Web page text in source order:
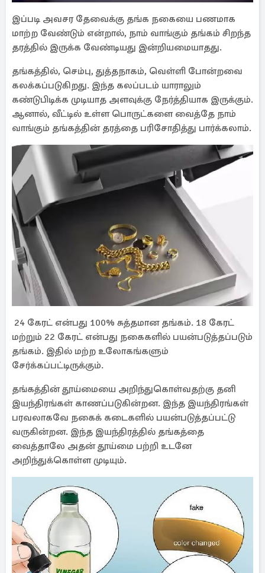
இப்படி அவசர தேவைக்கு தங்க நகையை பணமாக
மாற்ற வேண்டும் என்றால், நாம் வாங்கும் தங்கம் சிறந்த
தரத்தில் இருக்க வேண்டியது இன்றியமையாதது.
தங்கத்தில், செம்பு, துத்தநாகம், வெள்ளி போன்றவை
கலக்கப்படுகிறது. இந்த கலப்படம் யாராலும்
கண்டுபிடிக்க முடியாத அளவுக்கு நேர்த்தியாக இருக்கும்.
ஆனால், வீட்டில் உள்ள பொருட்களை வைத்தே நாம்
வாங்கும் தங்கத்தின் தரத்தை பரிசோதித்து பார்க்கலாம்.
24 கேரட் என்பது 100% சுத்தமான தங்கம். 18 கேரட்
மற்றும் 22 கேரட் என்பது நகைகளில் பயன்படுத்தப்படும்
தங்கம். இதில் மற்ற உலோகங்களும்
சேர்க்கப்பட்டிருக்கும்.
தங்கத்தின் தூய்மையை அறிந்துகொள்வதற்கு தனி
இயந்திரங்கள் காணப்படுகின்றன. இந்த இயந்திரங்கள்
பரவலாகவே நகைக் கடைகளில் பயன்படுத்தப்பட்டு
வருகின்றன. இந்த இயந்திரத்தில் தங்கத்தை
வைத்தாலே அதன் தூய்மை பற்றி உடனே
அறிந்துக்கொள்ள முடியும்.